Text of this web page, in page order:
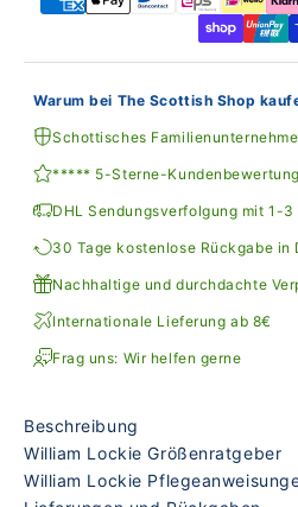
Warum bei The Scottish Shop
Schottisches
***** 5-Sterne-
DHL Sendungsverfolgung mit 1-
30 Tage kostenlose Rückgabe in
Nachhaltige und durchdachte
Internationale Lieferung ab 8€
Frag uns: Wir helfen gerne
Beschreibung
William Lockie Größenratgeber
William Lockie